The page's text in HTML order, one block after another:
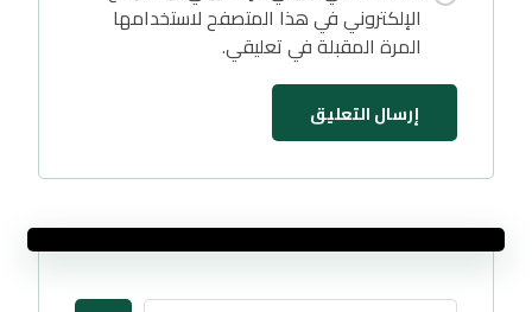
الإلكتروني في هذا المتصفح لاستخدامها
المرة المقبلة في تعليقي.